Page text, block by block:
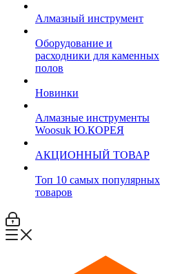
Алмазный инструмент
Оборудование и
расходники для каменных
полов
Новинки
Алмазные инструменты
Woosuk Ю.КОРЕЯ
АКЦИОННЫЙ ТОВАР
Топ 10 самых популярных
товаров